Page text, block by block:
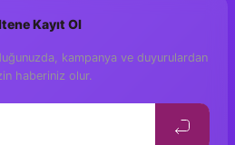
Yorum Yaz
Kayıt Ol
kampanya ve duyurulardan
haberiniz olur.